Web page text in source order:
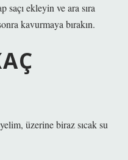
saçı ekleyin ve ara sıra
kavurmaya bırakın.
üzerine biraz sıcak su